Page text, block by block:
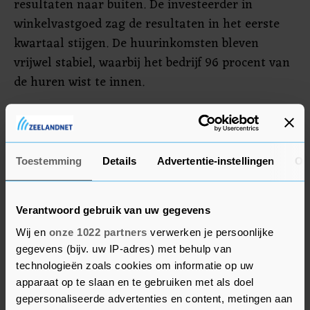
Toestemming Details Advertentie-instellingen
Verantwoord gebruik van uw gegevens
Wij en onze 1022 partners verwerken je persoonlijke
gegevens (bijv. uw IP-adres) met behulp van
technologieën zoals cookies om informatie op uw
apparaat op te slaan en te gebruiken met als doel
gepersonaliseerde advertenties en content, metingen aan
resultaten naar buiten. De investeerder in
winkelvastgoed zag de resultaten in het eerste
kwartaal stijgen. De huurinkomsten bleven
vrijwel stabiel, waarbij het bedrijf 96 procent van
de huren wist te innen.
Roestvrijstaalproducent Aperam liet in zijn
kwartaalupdate weten voor nog eens 100 miljoen
euro aan eigen aandelen in te gaan kopen.
Volgens topman Timoteo Di Maulo boekte het
op rij een recordresultaat. Ook voor het huidige
kwartaal voorziet de topman weer een record.
Galapagos